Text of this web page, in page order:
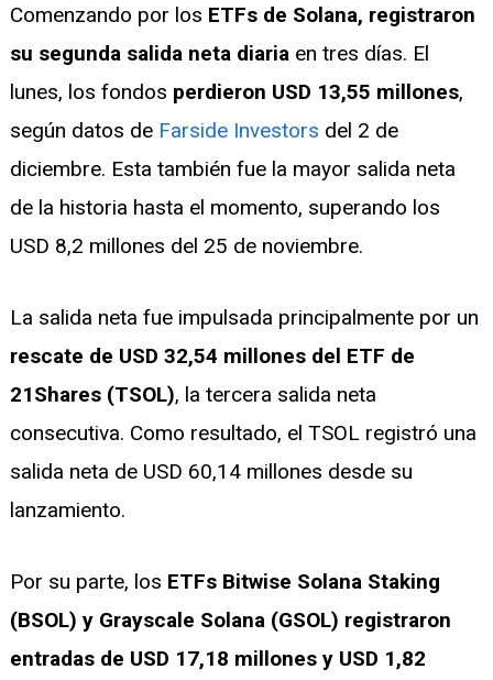
Comenzando por los ETFs de Solana, registraron
su segunda salida neta diariaen tres días. El
lunes, los fondos perdieron USD 13,55 millones,
según datos de Farside Investors del 2 de
diciembre. Esta también fue la mayor salida neta
de la historia hasta el momento, superando los
USD 8,2 millones del 25 de noviembre.
La salida neta fue impulsada principalmente por un
rescate de USD 32,54 millones del ETF de
21Shares (TSOL), la tercera salida neta
consecutiva. Como resultado, el TSOL registró una
salida neta de USD 60,14 millones desde su
lanzamiento.
Por su parte, los ETFs Bitwise Solana Staking
(BSOL) y Grayscale Solana (GSOL) registraron
entradas de USD 17,18 millones y USD 1,82